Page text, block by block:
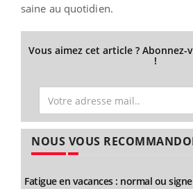
saine au quotidien.
Vous aimez cet article ?
!
NOUS VOUS
Fatigue en vacances : normal ou